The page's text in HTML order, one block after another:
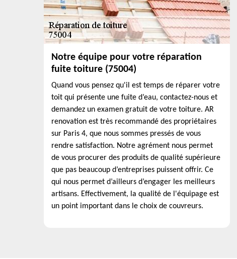
Notre équipe pour votre réparation
fuite toiture (75004)
Quand vous pensez qu'il est temps de réparer votre
toit qui présente une fuite d’eau, contactez-nous et
demandez un examen gratuit de votre toiture. AR
renovation est très recommandé des propriétaires
sur Paris 4, que nous sommes pressés de vous
rendre satisfaction. Notre agrément nous permet
de vous procurer des produits de qualité supérieure
que pas beaucoup d’entreprises puissent offrir. Ce
qui nous permet d’ailleurs d’engager les meilleurs
artisans. Effectivement, la qualité de l'équipage est
un point important dans le choix de couvreurs.